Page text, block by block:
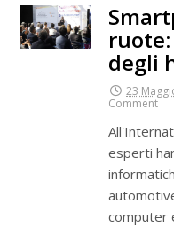
degli
23
Comment
esperti
computer